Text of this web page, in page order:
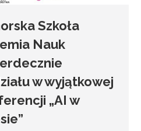
Szkoła
Nauk
w wyjątkowej
„AI w